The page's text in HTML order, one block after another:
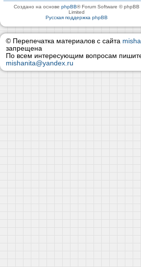
Создано на основеphpBB® Forum Software © phpBB
Limited
Русская поддержка phpBB
© Перепечатка материалов с сайта
запрещена
По всем интересующим вопросам
mishanita@yandex.ru